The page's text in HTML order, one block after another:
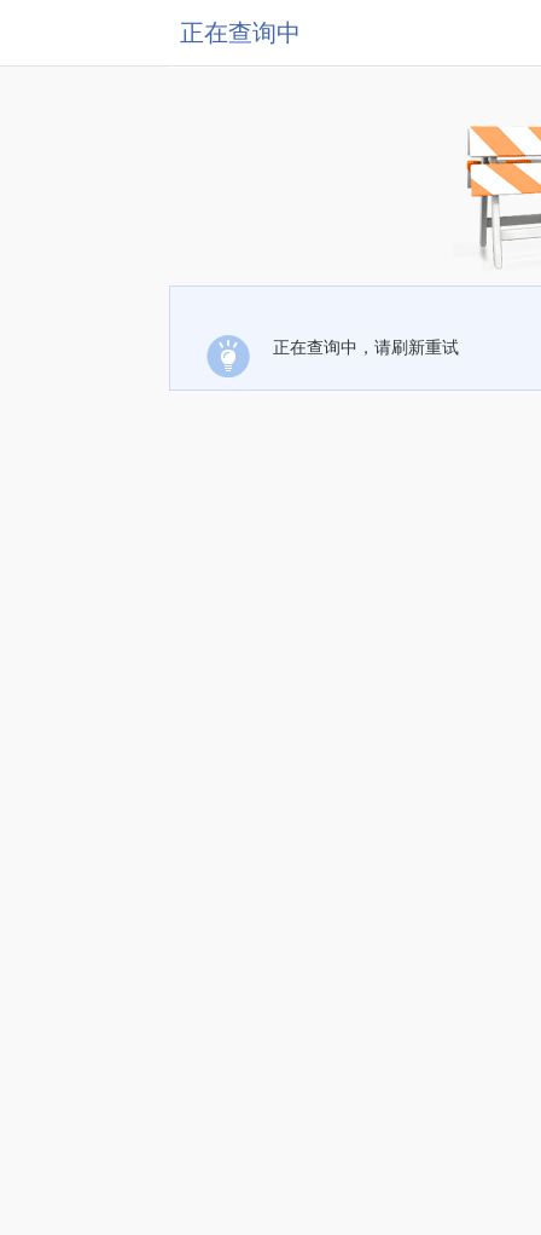
正在查询中
正在查询中，请刷新重试